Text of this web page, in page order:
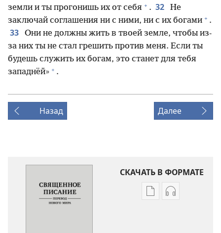
земли и ты прогонишь их от себя + . 32
Не
заключай соглашения ни с ними, ни с их богами + .
33
Они не должны жить в твоей земле, чтобы из-
за них ты не стал грешить против меня. Если ты
будешь служить их богам, это станет для тебя
западнёй» + .
Назад Далее
СКАЧАТЬ В ФОРМАТЕ
ВариантыВарианты